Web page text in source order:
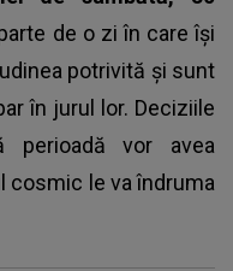
de o zi în care își
potrivită și sunt
în jurul lor. Deciziile
vor avea
cosmic le va îndruma